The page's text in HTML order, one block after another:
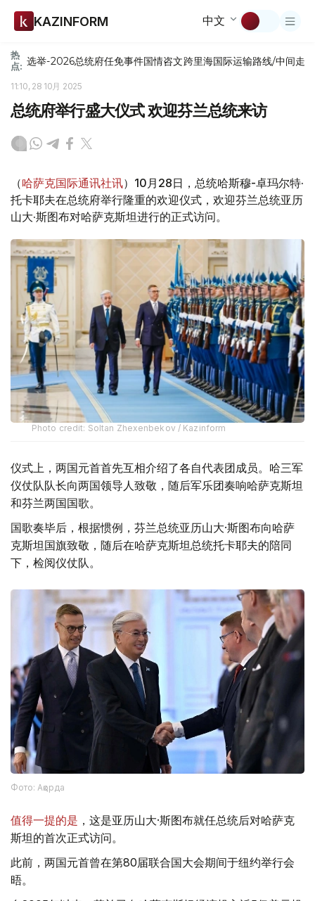
KAZINFORM 中文
热
点: 选举-2026总统府任免事件国情咨文跨里海国际运输路线/中间走廊
11:10, 28 10月 2025
总统府举行盛大仪式 欢迎芬兰总统来访
（哈萨克国际通讯社讯）10月28日，总统哈斯穆-卓玛尔特·
托卡耶夫在总统府举行隆重的欢迎仪式，欢迎芬兰总统亚历
山大·斯图布对哈萨克斯坦进行的正式访问。
Photo credit: Soltan Zhexenbekov / Kazinform
仪式上，两国元首首先互相介绍了各自代表团成员。哈三军
仪仗队队长向两国领导人致敬，随后军乐团奏响哈萨克斯坦
和芬兰两国国歌。
国歌奏毕后，根据惯例，芬兰总统亚历山大·斯图布向哈萨
克斯坦国旗致敬，随后在哈萨克斯坦总统托卡耶夫的陪同
下，检阅仪仗队。
Фото: Ақорда
值得一提的是 ，这是亚历山大·斯图布就任总统后对哈萨克
斯坦的首次正式访问。
此前，两国元首曾在第80届联合国大会期间于纽约举行会
晤。